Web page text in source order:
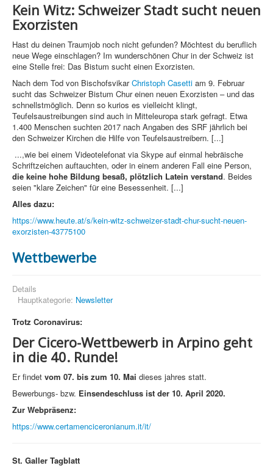
Kein Witz: Schweizer Stadt sucht neuen
Exorzisten
Hast du deinen Traumjob noch nicht gefunden? Möchtest du beruflich
neue Wege einschlagen? Im wunderschönen Chur in der Schweiz ist
eine Stelle frei: Das Bistum sucht einen Exorzisten.
Nach dem Tod von BischofsvikarChristoph Casetti am 9. Februar
sucht das Schweizer Bistum Chur einen neuen Exorzisten – und das
schnellstmöglich. Denn so kurios es vielleicht klingt,
Teufelsaustreibungen sind auch in Mitteleuropa stark gefragt. Etwa
1.400 Menschen suchten 2017 nach Angaben des SRF jährlich bei
den Schweizer Kirchen die Hilfe von Teufelsaustreibern. [...]
...,wie bei einem Videotelefonat via Skype auf einmal hebräische
Schriftzeichen auftauchten, oder in einem anderen Fall eine Person,
die keine hohe Bildung besaß, plötzlich Latein verstand. Beides
seien "klare Zeichen" für eine Besessenheit. [...]
Alles dazu:
https://www.heute.at/s/kein-witz-schweizer-stadt-chur-sucht-neuen-
exorzisten-43775100
Wettbewerbe
Details
Hauptkategorie: Newsletter
Trotz Coronavirus:
Der Cicero-Wettbewerb in Arpino geht
in die 40. Runde!
Er findet vom 07. bis zum 10. Mai dieses jahres statt.
Bewerbungs- bzw. Einsendeschluss ist der 10. April 2020.
Zur Webpräsenz:
https://www.certamenciceronianum.it/it/
St. Galler Tagblatt